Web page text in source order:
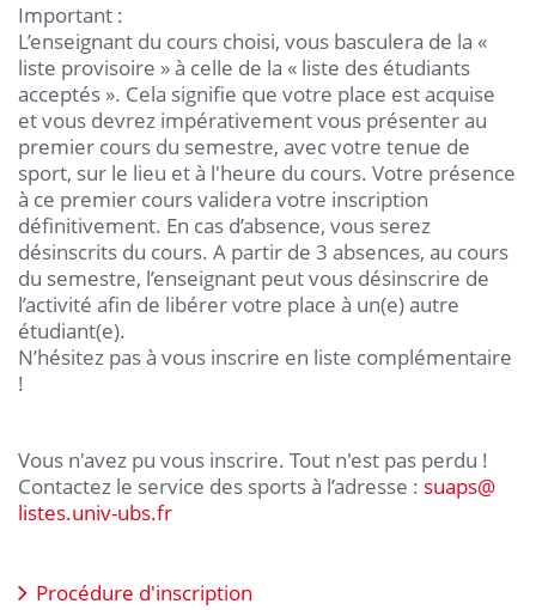
Important :
L’enseignant du cours choisi, vous basculera de la «
liste provisoire » à celle de la « liste des étudiants
acceptés ». Cela signifie que votre place est acquise
et vous devrez impérativement vous présenter au
premier cours du semestre, avec votre tenue de
sport, sur le lieu et à l'heure du cours. Votre présence
à ce premier cours validera votre inscription
définitivement. En cas d’absence, vous serez
désinscrits du cours. A partir de 3 absences, au cours
du semestre, l’enseignant peut vous désinscrire de
l’activité afin de libérer votre place à un(e) autre
étudiant(e).
N’hésitez pas à vous inscrire en liste complémentaire
!
Vous n'avez pu vous inscrire. Tout n'est pas perdu !
Contactez le service des sports à l’adresse : suaps@
listes.univ-ubs.fr
Procédure d'inscription